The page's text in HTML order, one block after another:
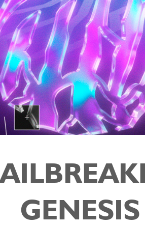
GENESIS